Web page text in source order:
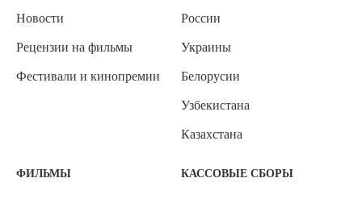
Новости
Рецензии на фильмы
Фестивали и кинопремии
России
Украины
Белорусии
Узбекистана
Казахстана
ФИЛЬМЫ КАССОВЫЕ СБОРЫ